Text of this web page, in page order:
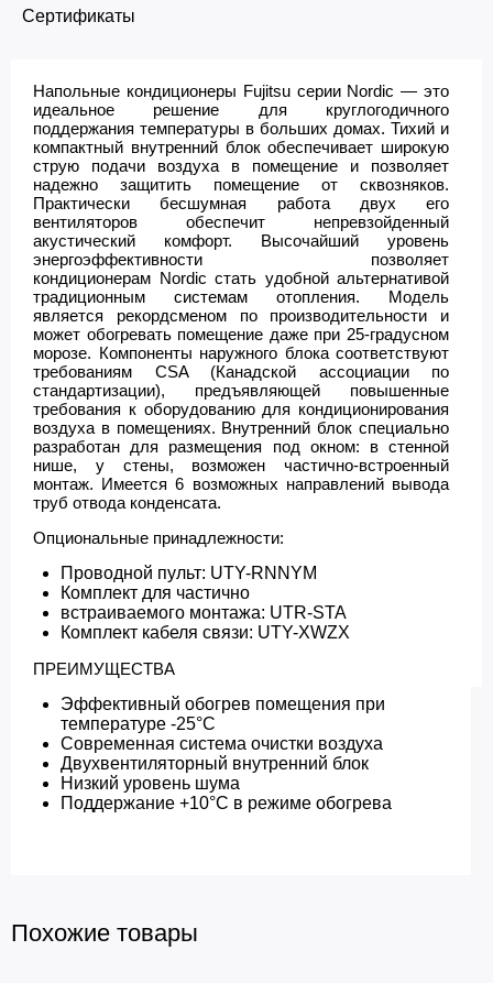
Сертификаты
Напольные кондиционеры Fujitsu серии Nordic — это
идеальное решение для круглогодичного
поддержания температуры в больших домах. Тихий и
компактный внутренний блок обеспечивает широкую
струю подачи воздуха в помещение и позволяет
надежно защитить помещение от сквозняков.
Практически бесшумная работа двух его
вентиляторов обеспечит непревзойденный
акустический комфорт. Высочайший уровень
энергоэффективности позволяет
кондиционерам Nordic стать удобной альтернативой
традиционным системам отопления. Модель
является рекордсменом по производительности и
может обогревать помещение даже при 25-градусном
морозе. Компоненты наружного блока соответствуют
требованиям CSA (Канадской ассоциации по
стандартизации), предъявляющей повышенные
требования к оборудованию для кондиционирования
воздуха в помещениях. Внутренний блок специально
разработан для размещения под окном: в стенной
нише, у стены, возможен частично-встроенный
монтаж. Имеется 6 возможных направлений вывода
труб отвода конденсата.
Опциональные принадлежности:
Проводной пульт: UTY-RNNYM
Комплект для частично
встраиваемого монтажа: UTR-STA
Комплект кабеля связи: UTY-XWZX
ПРЕИМУЩЕСТВА
Эффективный обогрев помещения при
температуре -25°С
Современная система очистки воздуха
Двухвентиляторный внутренний блок
Низкий уровень шума
Поддержание +10°С в режиме обогрева
Похожие товары